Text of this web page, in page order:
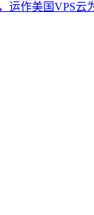
运作美国VPS